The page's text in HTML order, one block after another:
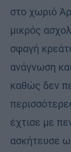
στο χωριό
μικρός
σφαγή
ανάγνωση
καθώς δεν
έχτισε με
ασκήτευσε